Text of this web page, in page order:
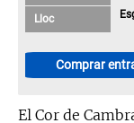
Lloc
Comprar
El Cor de